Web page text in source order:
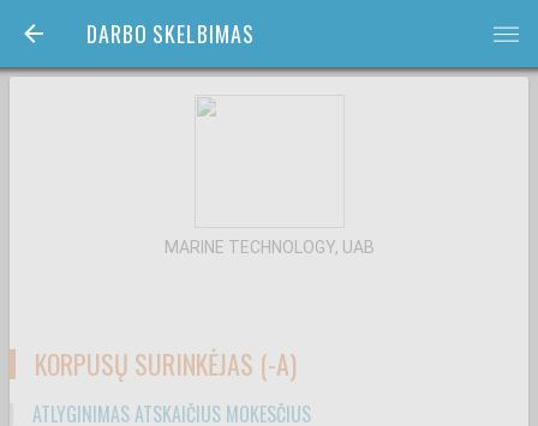
DARBO SKELBIMAS bars
MARINE TECHNOLOGY, UAB
KORPUSŲ SURINKĖJAS (-A)
ATLYGINIMAS ATSKAIČIUS MOKESČIUS